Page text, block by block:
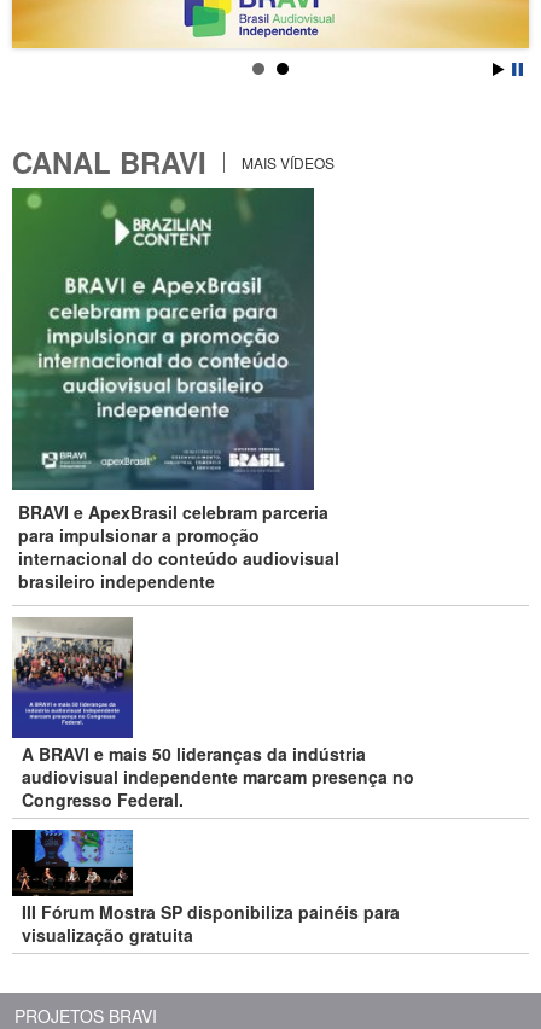
CANAL BRAVI MAIS VÍDEOS
BRAVI e ApexBrasil celebram parceria
para impulsionar a promoção
internacional do conteúdo audiovisual
brasileiro independente
A BRAVI e mais 50 lideranças da indústria
audiovisual independente marcam presença no
Congresso Federal.
III Fórum Mostra SP disponibiliza painéis para
visualização gratuita
PROJETOS BRAVI